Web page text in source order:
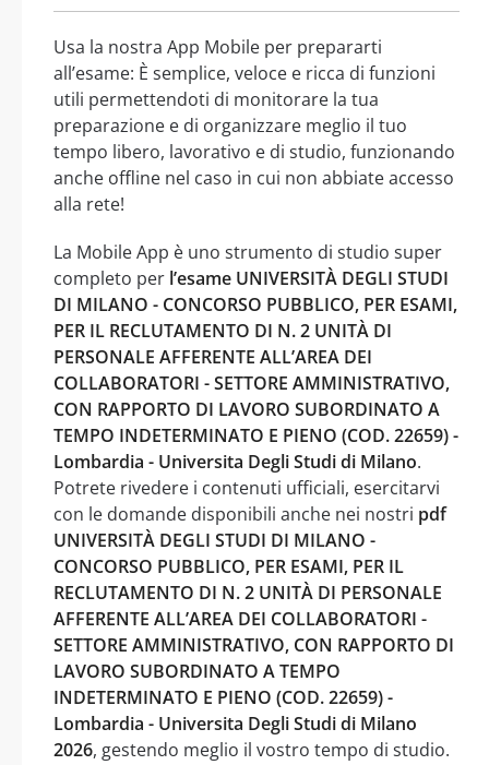
Usa la nostra App Mobile per prepararti
all’esame: È semplice, veloce e ricca di funzioni
utili permettendoti di monitorare la tua
preparazione e di organizzare meglio il tuo
tempo libero, lavorativo e di studio, funzionando
anche offline nel caso in cui non abbiate accesso
alla rete!
La Mobile App è uno strumento di studio super
completo per l’esame UNIVERSITÀ DEGLI STUDI
DI MILANO - CONCORSO PUBBLICO, PER ESAMI,
PER IL RECLUTAMENTO DI N. 2 UNITÀ DI
PERSONALE AFFERENTE ALL’AREA DEI
COLLABORATORI - SETTORE AMMINISTRATIVO,
CON RAPPORTO DI LAVORO SUBORDINATO A
TEMPO INDETERMINATO E PIENO (COD. 22659) -
Lombardia - Universita Degli Studi di Milano.
Potrete rivedere i contenuti ufficiali, esercitarvi
con le domande disponibili anche nei nostri pdf
UNIVERSITÀ DEGLI STUDI DI MILANO -
CONCORSO PUBBLICO, PER ESAMI, PER IL
RECLUTAMENTO DI N. 2 UNITÀ DI PERSONALE
AFFERENTE ALL’AREA DEI COLLABORATORI -
SETTORE AMMINISTRATIVO, CON RAPPORTO DI
LAVORO SUBORDINATO A TEMPO
INDETERMINATO E PIENO (COD. 22659) -
Lombardia - Universita Degli Studi di Milano
2026, gestendo meglio il vostro tempo di studio.